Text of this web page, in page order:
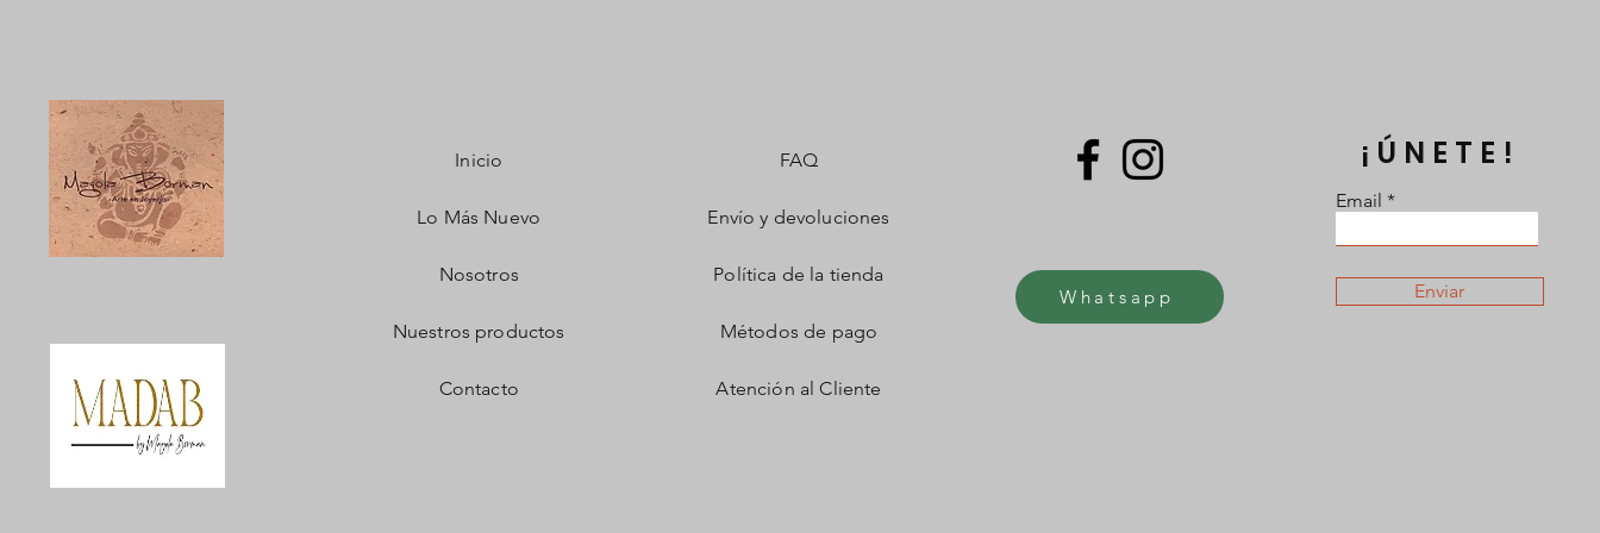
Inicio
Lo Más Nuevo
Nosotros
Nuestros productos
Contacto
FAQ
Envío y devoluciones
Política de la tienda
Métodos de pago
Atención al Cliente
Whatsapp
¡ÚNETE!
Email
Enviar